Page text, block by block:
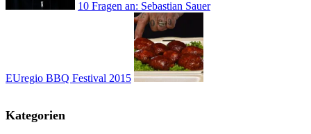
10 Fragen an: Sebastian Sauer
EUregio BBQ Festival 2015
Kategorien